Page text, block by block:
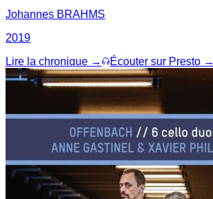
Johannes BRAHMS
2019
Lire la chronique →
Écouter sur Presto →